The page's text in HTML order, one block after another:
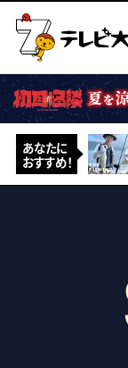
あなたに
おすすめ！